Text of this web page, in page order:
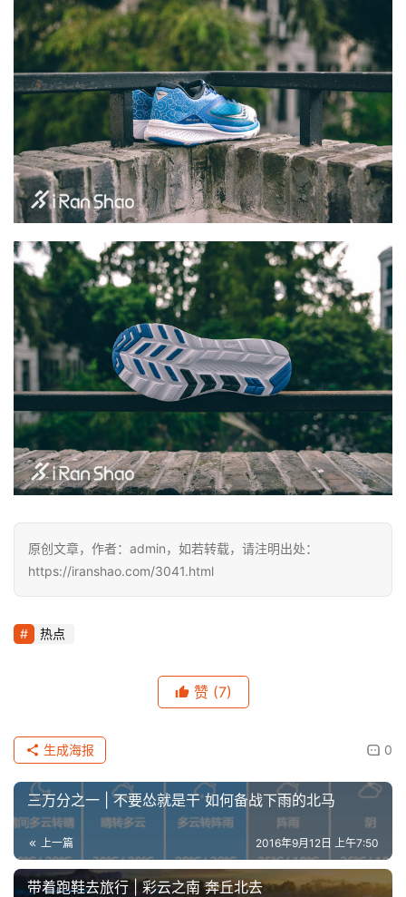
原创文章，作者：admin，如若转载，请注明出处：
https://iranshao.com/3041.html
热点
赞 (7)
0
生成海报
三万分之一 | 不要怂就是干 如何备战下雨的北马
上一篇 2016年9月12日 上午7:50
带着跑鞋去旅行 | 彩云之南 奔丘北去